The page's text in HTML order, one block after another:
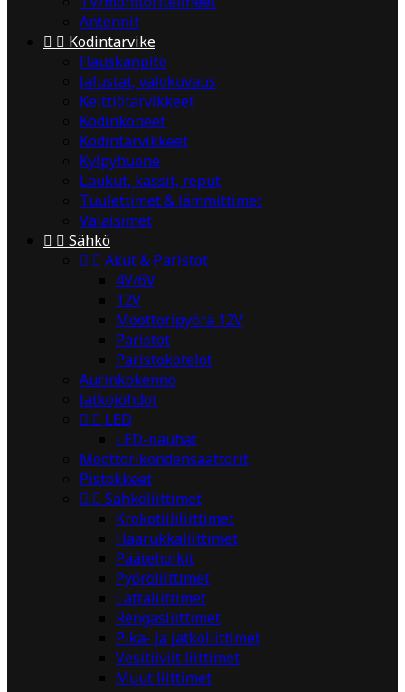
Antennit
  Kodintarvike
Hauskanpito
Jalustat, valokuvaus
Keittiötarvikkeet
Kodinkoneet
Kodintarvikkeet
Kylpyhuone
Laukut, kassit, reput
Tuulettimet & lämmittimet
Valaisimet
  Sähkö
  Akut & Paristot
4V/6V
12V
Moottoripyörä 12V
Paristot
Paristokotelot
Aurinkokenno
Jatkojohdot
  LED
LED-nauhat
Moottorikondensaattorit
Pistokkeet
  Sähköliittimet
Krokotiililiittimet
Haarukkaliittimet
Pääteholkit
Pyöröliittimet
Lattaliittimet
Rengasliittimet
Pika- ja jatkoliittimet
Vesitiiviit liittimet
Muut liittimet